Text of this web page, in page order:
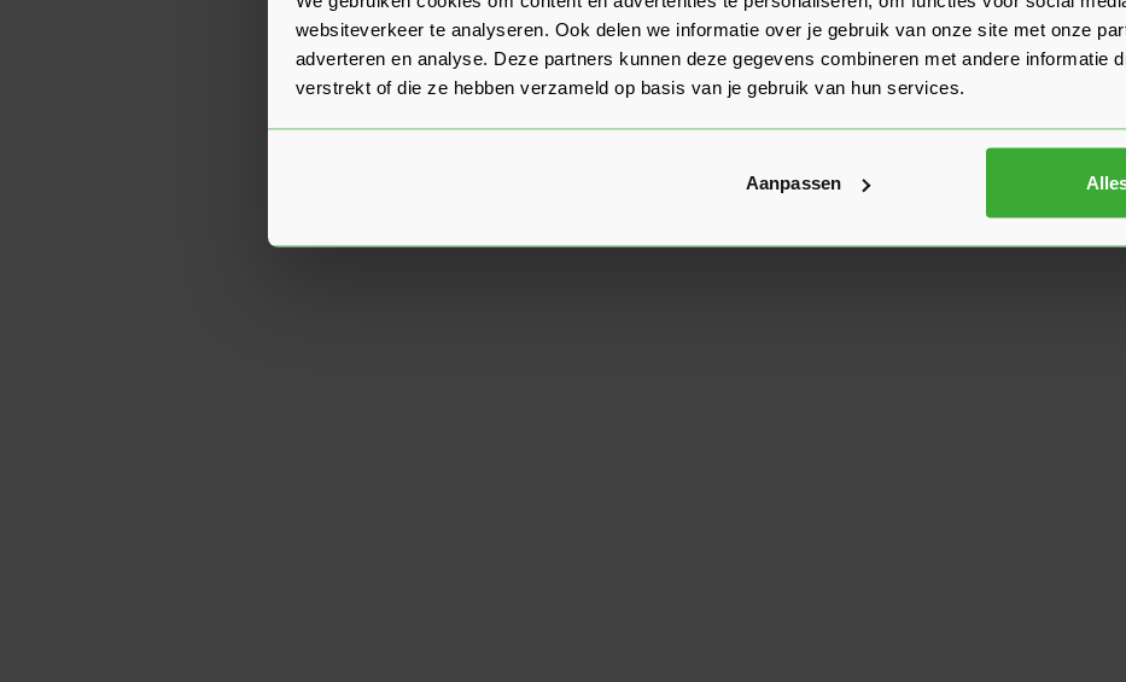
websiteverkeer te analyseren. Ook delen we informatie over je gebruik van onze site met onze
adverteren en analyse. Deze partners kunnen deze gegevens combineren met andere informatie
verstrekt of die ze hebben verzameld op basis van je gebruik van hun services.
Aanpassen